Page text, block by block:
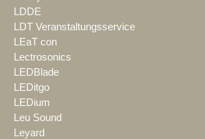
LDDE
LDT Veranstaltungsservice
LEaT con
Lectrosonics
LEDBlade
LEDitgo
LEDium
Leu Sound
Leyard